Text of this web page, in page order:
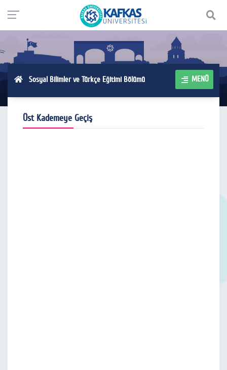
Sosyal Bilimler ve Türkçe Eğitimi Bölümü MENÜ
Üst Kademeye Geçiş